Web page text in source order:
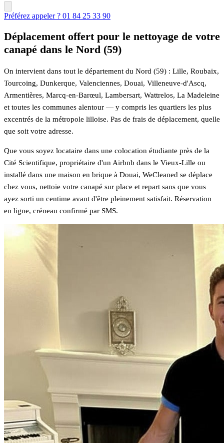
Préférez appeler ? 01 84 25 33 90
Déplacement offert pour le nettoyage de votre
canapé dans le Nord (59)
On intervient dans tout le département du Nord (59) : Lille, Roubaix,
Tourcoing, Dunkerque, Valenciennes, Douai, Villeneuve-d'Ascq,
Armentières, Marcq-en-Barœul, Lambersart, Wattrelos, La Madeleine
et toutes les communes alentour — y compris les quartiers les plus
excentrés de la métropole lilloise. Pas de frais de déplacement, quelle
que soit votre adresse.
Que vous soyez locataire dans une colocation étudiante près de la
Cité Scientifique, propriétaire d'un Airbnb dans le Vieux-Lille ou
installé dans une maison en brique à Douai, WeCleaned se déplace
chez vous, nettoie votre canapé sur place et repart sans que vous
ayez sorti un centime avant d'être pleinement satisfait. Réservation
en ligne, créneau confirmé par SMS.